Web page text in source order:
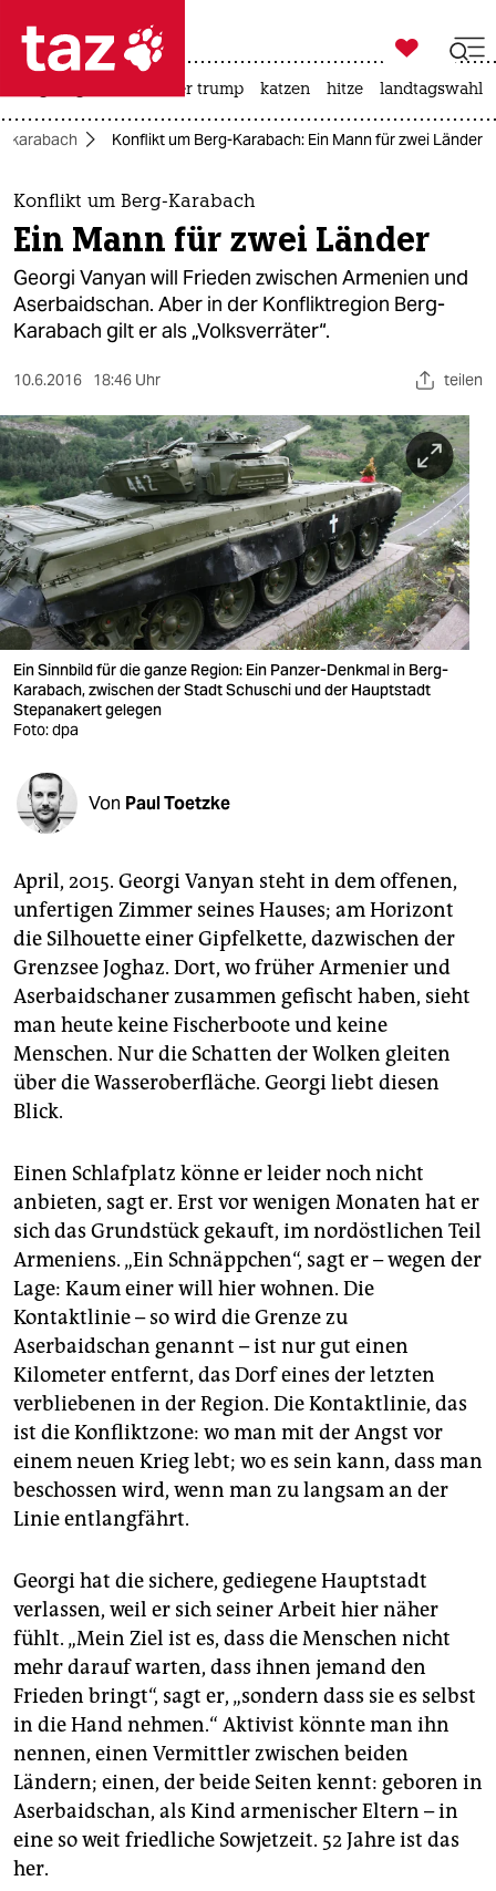
 taz zahl ich
taz zahl ich
themen
politik
öko
gesellschaft
sport
berlin
nord
wahrheit
verlag
verlag
veranstaltungen
shop
fragen & hilfe
unterstützen
abo
genossenschaft
epaper login

taz zahl ich
usa unter trump katzen hitze landtagswahl
Konflikt um Berg-Karabach: Ein Mann für zwei Länder
Konflikt um Berg-Karabach
Ein Mann für zwei Länder
Georgi Vanyan will Frieden zwischen Armenien und
Aserbaidschan. Aber in der Konfliktregion Berg-
Karabach gilt er als „Volksverräter“.
10.6.2016 18:46 Uhr teilen
Ein Sinnbild für die ganze Region: Ein Panzer-Denkmal in Berg-
Karabach, zwischen der Stadt Schuschi und der Hauptstadt
Stepanakert gelegen
Foto: dpa
Von Paul Toetzke
April, 2015. Georgi Vanyan steht in dem offenen,
unfertigen Zimmer seines Hauses; am Horizont
die Silhouette einer Gipfelkette, dazwischen der
Grenzsee Joghaz. Dort, wo früher Armenier und
Aserbaidschaner zusammen gefischt haben, sieht
man heute keine Fischerboote und keine
Menschen. Nur die Schatten der Wolken gleiten
über die Wasseroberfläche. Georgi liebt diesen
Blick.
Einen Schlafplatz könne er leider noch nicht
anbieten, sagt er. Erst vor wenigen Monaten hat er
sich das Grundstück gekauft, im nordöstlichen Teil
Armeniens. „Ein Schnäppchen“, sagt er – wegen der
Lage: Kaum einer will hier wohnen. Die
Kontaktlinie – so wird die Grenze zu
Aserbaidschan genannt – ist nur gut einen
Kilometer entfernt, das Dorf eines der letzten
verbliebenen in der Region. Die Kontaktlinie, das
ist die Konfliktzone: wo man mit der Angst vor
einem neuen Krieg lebt; wo es sein kann, dass man
beschossen wird, wenn man zu langsam an der
Linie entlangfährt.
Georgi hat die sichere, gediegene Hauptstadt
verlassen, weil er sich seiner Arbeit hier näher
fühlt. „Mein Ziel ist es, dass die Menschen nicht
mehr darauf warten, dass ihnen jemand den
Frieden bringt“, sagt er, „sondern dass sie es selbst
in die Hand nehmen.“ Aktivist könnte man ihn
nennen, einen Vermittler zwischen beiden
Ländern; einen, der beide Seiten kennt: geboren in
Aserbaidschan, als Kind armenischer Eltern – in
eine so weit friedliche Sowjetzeit. 52 Jahre ist das
her.